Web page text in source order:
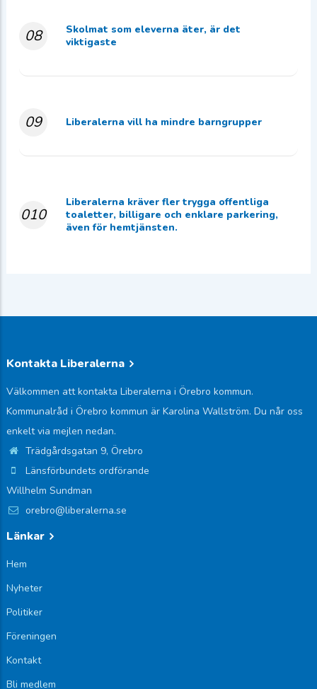
08
Skolmat som eleverna äter, är det
viktigaste
09 Liberalerna vill ha mindre barngrupper
010
Liberalerna kräver fler trygga offentliga
toaletter, billigare och enklare parkering,
även för hemtjänsten.
Kontakta Liberalerna
Välkommen att kontakta Liberalerna i Örebro kommun.
Kommunalråd i Örebro kommun är Karolina Wallström. Du når oss
enkelt via mejlen nedan.
Trädgårdsgatan 9, Örebro
Länsförbundets ordförande
Willhelm Sundman
orebro@liberalerna.se
Länkar
Hem
Nyheter
Politiker
Föreningen
Kontakt
Bli medlem